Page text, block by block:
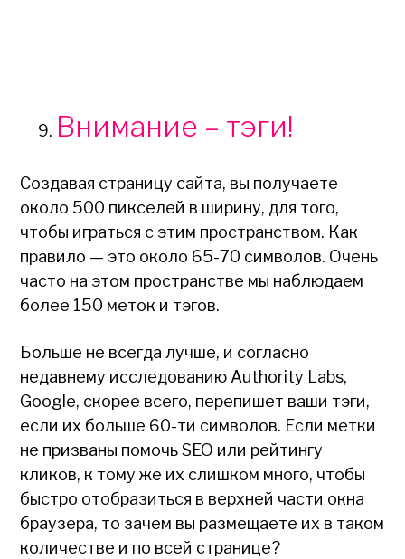
Внимание – тэги!
Создавая страницу сайта, вы получаете
около 500 пикселей в ширину, для того,
чтобы играться с этим пространством. Как
правило — это около 65-70 символов. Очень
часто на этом пространстве мы наблюдаем
более 150 меток и тэгов.
Больше не всегда лучше, и согласно
недавнему исследованию Authority Labs,
Google, скорее всего, перепишет ваши тэги,
если их больше 60-ти символов. Если метки
не призваны помочь SEO или рейтингу
кликов, к тому же их слишком много, чтобы
быстро отобразиться в верхней части окна
браузера, то зачем вы размещаете их в таком
количестве и по всей странице?